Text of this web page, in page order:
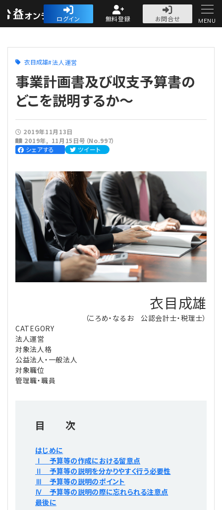
公益・一般法人オ
ログイン 無料登録
お問合せ
人気記事
法人運営
法人運営
理事会
評議員会・社員総会
理事・監事
評議員
定款関連
法改正-法人運営
会計・税務
会計・税務
定期提出書類
会計処理
寄附
インボイス
電子帳簿保存法
労務
労務
労務管理
給与計算
法務
法務
利益相反取引
法改正-法務
経営
経営
IT
連載
論壇
カレンダー
NEWS・TOPIC・特報
【連載】会計相談室
【連載】公益法人運営実務の処方箋
【連載】公益法人会計検定試験一問一答
【連載】公益法人のための「新公益信託」活用戦略
【連載】これからの時代の資産運用
【連載】採用・定着・育成のための人事戦略
【連載】事例に学ぶ立入検査で想定される指摘事項
【連載】シェアコモン200 誌上相談室
【連載】実務と税務のポイント
【連載】事務局だよりPLUS
【連載】テーマで紐解く逆引きガイドライン
公益・一般法人オンラインとは
登録案内
お問合せ
プライバシーポリシー
MENU
衣目成雄 法人運営
事業計画書及び収支予算書の
どこを説明するか〜
2019年11月13日
2019年
11月15日号（No.997）
シェアする
ツイート
衣目成雄
（ころめ・なるお 公認会計士・税理士）
CATEGORY
法人運営
対象法人格
公益法人・一般法人
対象職位
管理職・職員
目 次
はじめに
Ⅰ 予算等の作成における留意点
Ⅱ 予算等の説明を分かりやすく行う必要性
Ⅲ 予算等の説明のポイント
Ⅳ 予算等の説明の際に忘れられる注意点
最後に